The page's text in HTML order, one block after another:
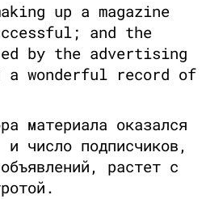
up a magazine
and the
by the advertising
a wonderful record of
материала оказался
и число подписчиков,
растет с